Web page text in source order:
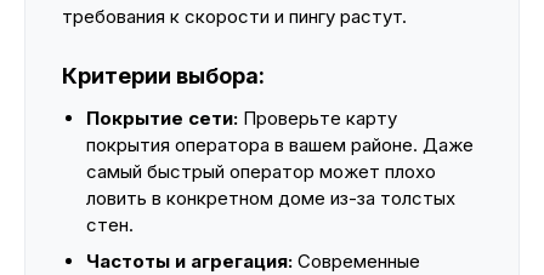
требования к скорости и пингу растут.
Критерии выбора:
Покрытие сети: Проверьте карту
покрытия оператора в вашем районе. Даже
самый быстрый оператор может плохо
ловить в конкретном доме из-за толстых
стен.
Частоты и агрегация: Современные